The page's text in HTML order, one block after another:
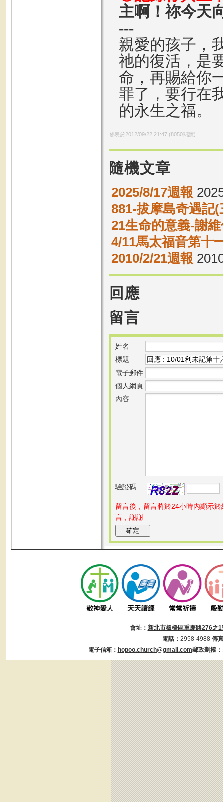
主啊！祢今天
---
親愛的孩子，
祂的復活，是
命，再賜給你
罪了，要行在
的永生之福。
發表於2012/09/22 21:47(8050閱讀)
隨機文章
2025/8/17週報
881-拔摩島奇遇記(
21生命的意義-謝
4/11馬太福音第十
2010/2/21週報
回應
留言
姓名
標題
電子郵件
個人網頁
內容
驗證碼
留言後，留言將於24小時內顯示
言，謝謝
會址： 新北市板橋區重慶路276之1
電話： 2958-4988 傳
電子信箱： hopoo.church@gmail.com郵政劃撥：